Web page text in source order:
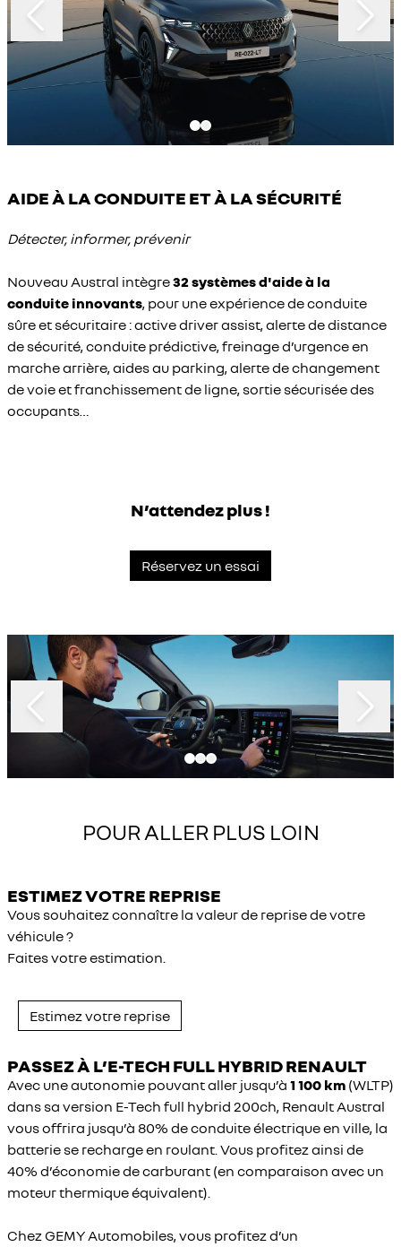
AIDE À LA CONDUITE ET À LA SÉCURITÉ
Détecter, informer, prévenir
Nouveau Austral intègre32 systèmes d'aide à la
conduite innovants, pour une expérience de conduite
sûre et sécuritaire : active driver assist, alerte de distance
de sécurité, conduite prédictive, freinage d’urgence en
marche arrière, aides au parking, alerte de changement
de voie et franchissement de ligne, sortie sécurisée des
occupants…
N’attendez plus !
Réservez un essai
Slide 1 of 3
POUR ALLER PLUS LOIN
ESTIMEZ VOTRE REPRISE
Vous souhaitez connaître la valeur de reprise de votre
véhicule ?
Faites votre estimation.
Estimez votre reprise
PASSEZ À L’E-TECH FULL HYBRID RENAULT
Avec une autonomie pouvant aller jusqu’à 1 100 km (WLTP)
dans sa version E-Tech full hybrid 200ch, Renault Austral
vous offrira jusqu’à 80% de conduite électrique en ville, la
batterie se recharge en roulant. Vous profitez ainsi de
40% d’économie de carburant (en comparaison avec un
moteur thermique équivalent).
Chez GEMY Automobiles, vous profitez d’un